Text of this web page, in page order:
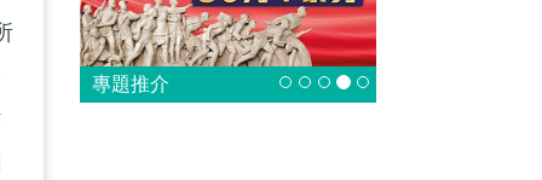
專題推介